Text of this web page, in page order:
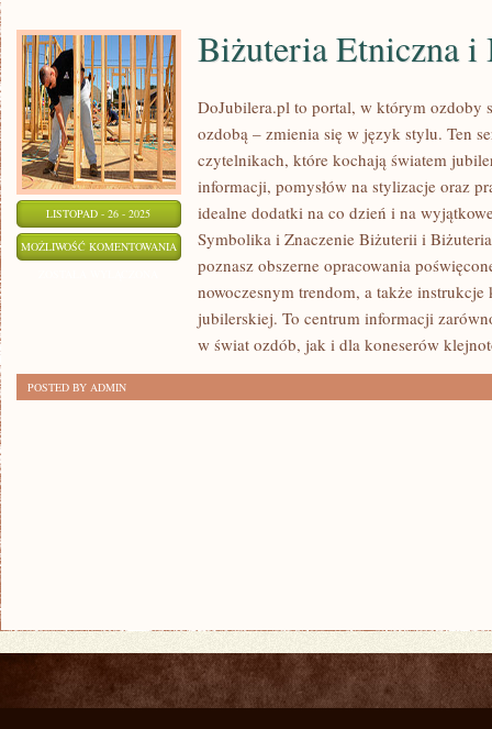
LISTOPAD - 26 - 2025
MOŻLIWOŚĆ KOMENTOWANIA BIŻUTERIA
ETNICZNA
INNE
TEMATY
Biżuteria Etniczna i
DoJubilera.pl to portal, w którym ozdoby
ozdobą – zmienia się w język stylu. Ten
czytelnikach, które kochają światem
informacji, pomysłów na stylizacje oraz
idealne dodatki na co dzień i na
Symbolika i Znaczenie Biżuterii i
poznasz obszerne opracowania
nowoczesnym trendom, a także
jubilerskiej. To centrum informacji
w świat ozdób, jak i dla koneserów
POSTED BY ADMIN